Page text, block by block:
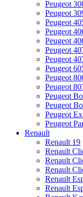
Peugeot
Peugeot
Peugeot
Peugeot
Peugeot
Peugeot
Peugeot
Peugeot
Peugeot
Peugeot
Peugeot
Peugeot
Peugeot
Peugeot
Renault
Renault 19
Renault
Renault
Renault
Renault
Renault